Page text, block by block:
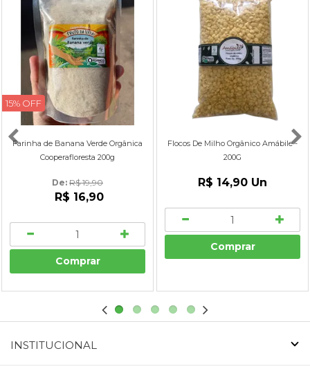
15% OFF
Farinha de Banana Verde Orgânica
Cooperafloresta 200g
De: R$ 19,90
R$ 16,90
Comprar
Flocos De Milho Orgânico Amábile -
200G
R$ 14,90 Un
Comprar
INSTITUCIONAL